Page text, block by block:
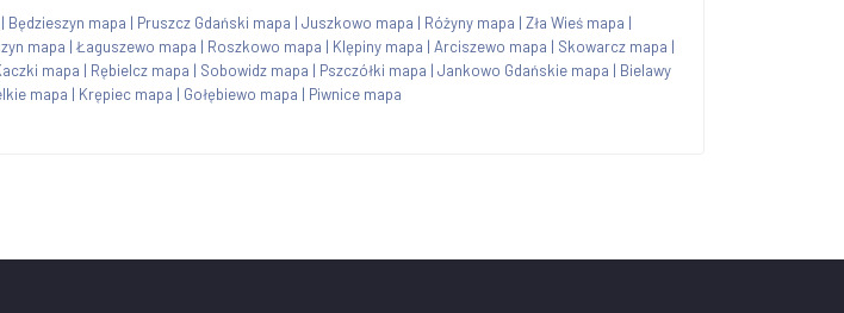
| Będzieszyn mapa | Pruszcz Gdański mapa | Juszkowo mapa | Różyny mapa | Zła Wieś mapa |
mapa | Łaguszewo mapa | Roszkowo mapa | Klępiny mapa | Arciszewo mapa | Skowarcz mapa |
mapa | Rębielcz mapa | Sobowidz mapa | Pszczółki mapa | Jankowo Gdańskie mapa | Bielawy
mapa | Krępiec mapa | Gołębiewo mapa | Piwnice mapa